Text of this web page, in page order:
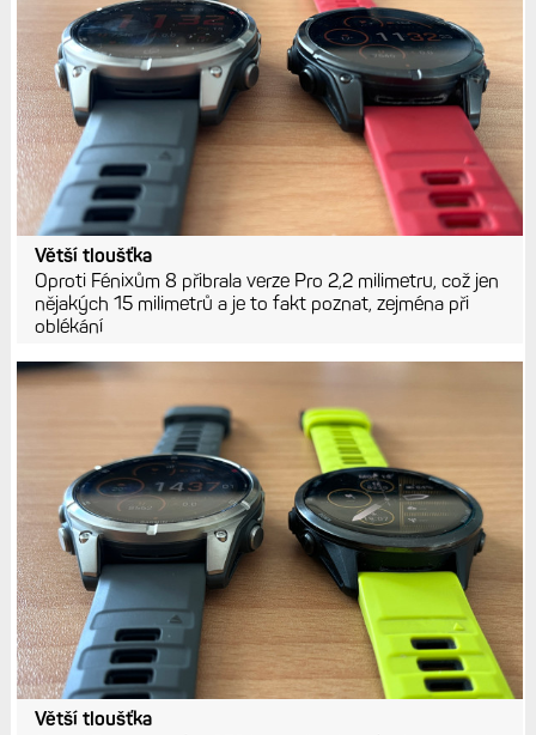
Větší tloušťka
Oproti Fénixům 8 přibrala verze Pro 2,2 milimetru, což jen
nějakých 15 milimetrů a je to fakt poznat, zejména při
oblékání
Větší tloušťka